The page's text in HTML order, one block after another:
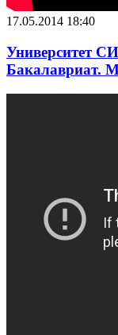
17.05.2014 18:40
Университет
Бакалавриат.